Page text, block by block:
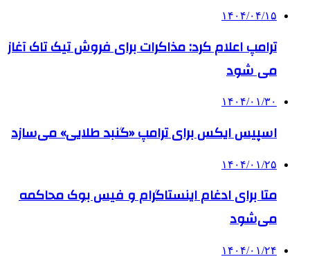
۱۴۰۴/۰۴/۱۵
ترامپ اعلام کرد: مذاکرات برای فروش تیک تاک آغاز
می شود
۱۴۰۴/۰۱/۳۰
اسپیس ایکس برای ترامپ «گنبد طلایی» می‌سازد
۱۴۰۴/۰۱/۲۵
متا برای ادغام اینستاگرام و فیس بوک محاکمه
می‌شود
۱۴۰۴/۰۱/۲۴